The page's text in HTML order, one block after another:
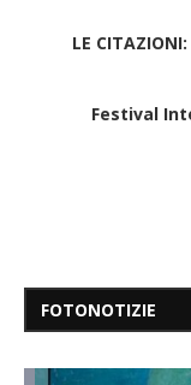
LE
Festival
FOTONOTIZIE